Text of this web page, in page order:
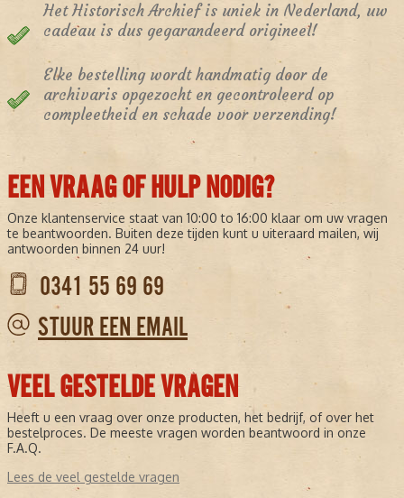
Het Historisch Archief is uniek in Nederland, uw
cadeau is dus gegarandeerd origineel!
Elke bestelling wordt handmatig door de
archivaris opgezocht en gecontroleerd op
compleetheid en schade voor verzending!
EEN VRAAG OF HULP NODIG?
Onze klantenservice staat van 10:00 to 16:00 klaar om uw vragen
te beantwoorden. Buiten deze tijden kunt u uiteraard mailen, wij
antwoorden binnen 24 uur!
0341 55 69 69
STUUR EEN EMAIL
VEEL GESTELDE VRAGEN
Heeft u een vraag over onze producten, het bedrijf, of over het
bestelproces. De meeste vragen worden beantwoord in onze
F.A.Q.
Lees de veel gestelde vragen